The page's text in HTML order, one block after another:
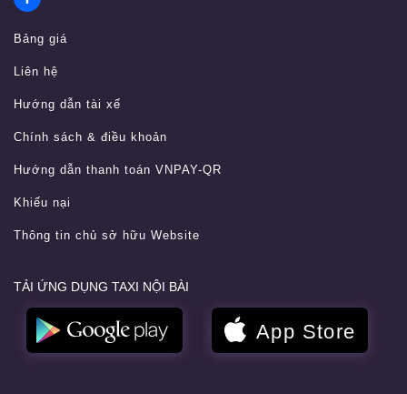
Bảng giá
Liên hệ
Hướng dẫn tài xế
Chính sách & điều khoản
Hướng dẫn thanh toán VNPAY-QR
Khiếu nại
Thông tin chủ sở hữu Website
TẢI ỨNG DỤNG TAXI NỘI BÀI